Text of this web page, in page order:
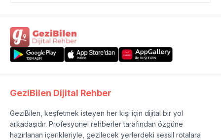
GeziBilen Dijital Rehber
GeziBilen, keşfetmek isteyen her kişi için dijital bir yol
arkadaşıdır. Profesyonel rehberler tarafından özgüne
hazırlanan içerikleriyle, gezilecek yerlerdeki sessil rotalara